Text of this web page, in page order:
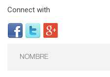
Connect with